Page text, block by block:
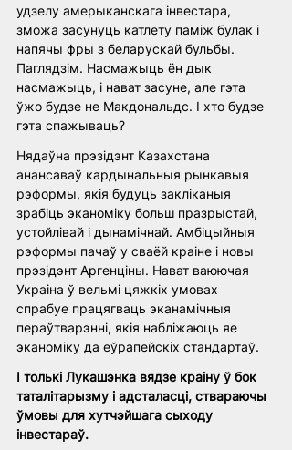
удзелу амерыканскага інвестара,
зможа засунуць катлету паміж булак і
напячы фры з беларускай бульбы.
Паглядзім. Насмажыць ён дык
насмажыць, і нават засуне, але гэта
ўжо будзе не Макдональдс. І хто будзе
гэта спажываць?
Нядаўна прэзідэнт Казахстана
анансаваў кардынальныя рынкавыя
рэформы, якія будуць закліканыя
зрабіць эканоміку больш празрыстай,
устойлівай і дынамічнай. Амбіцыйныя
рэформы пачаў у сваёй краіне і новы
прэзідэнт Аргенціны. Нават ваюючая
Украіна ў вельмі цяжкіх умовах
спрабуе працягваць эканамічныя
пераўтварэнні, якія набліжаюць яе
эканоміку да еўрапейскіх стандартаў.
І толькі Лукашэнка вядзе краіну ў бок
таталітарызму і адсталасці, ствараючы
ўмовы для хутчэйшага сыходу
інвестараў.